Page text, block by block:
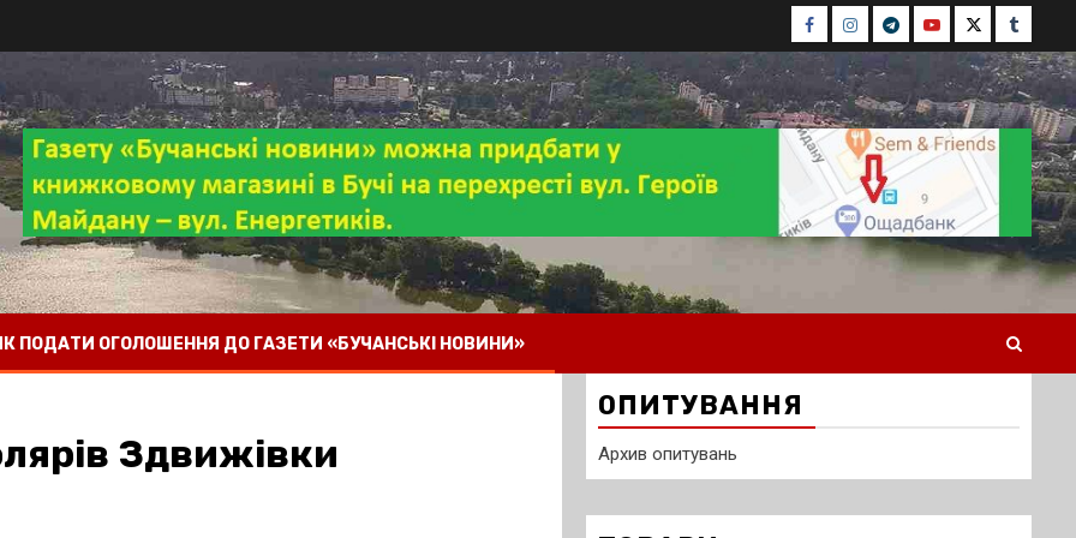
Facebook
Instagram
TelegramYoutubeTwitterTumblr
ПОДАТИ ОГОЛОШЕННЯ ДО ГАЗЕТИ «БУЧАНСЬКІ НОВИНИ»
Здвижівки
ОПИТУВАННЯ
Архив опитувань